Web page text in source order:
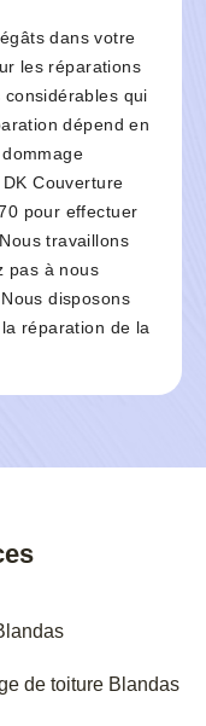
dans votre
les réparations
considérables qui
dépend en
Couverture
pour effectuer
travaillons
pas à nous
disposons
réparation de la
de toiture Blandas